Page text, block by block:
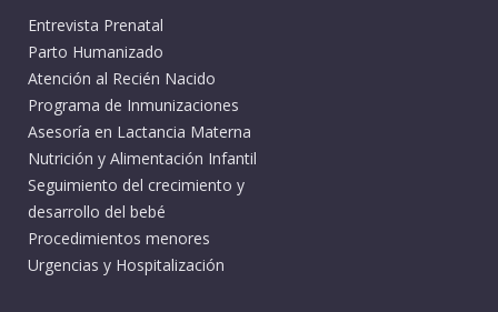
Entrevista Prenatal
Parto Humanizado
Atención al Recién Nacido
Programa de Inmunizaciones
Asesoría en Lactancia Materna
Nutrición y Alimentación Infantil
Seguimiento del crecimiento y
desarrollo del bebé
Procedimientos menores
Urgencias y Hospitalización